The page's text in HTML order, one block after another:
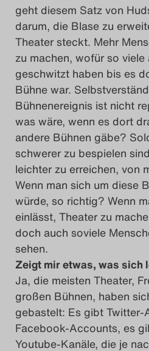
geht diesem Satz von
darum, die Blase zu
Theater steckt. Mehr
zu machen, wofür so viele
geschwitzt haben bis es
Bühne war.
Bühnenereignis ist nicht
was wäre, wenn es dort
andere Bühnen gäbe?
schwerer zu bespielen
leichter zu erreichen, von
Wenn man sich um diese
würde, so richtig? Wenn
einlässt, Theater zu
doch auch soviele
sehen.
Zeigt mir etwas, was sich
Ja, die meisten Theater,
großen Bühnen, haben
gebastelt: Es gibt
Facebook-Accounts, es
Youtube-Kanäle, die je